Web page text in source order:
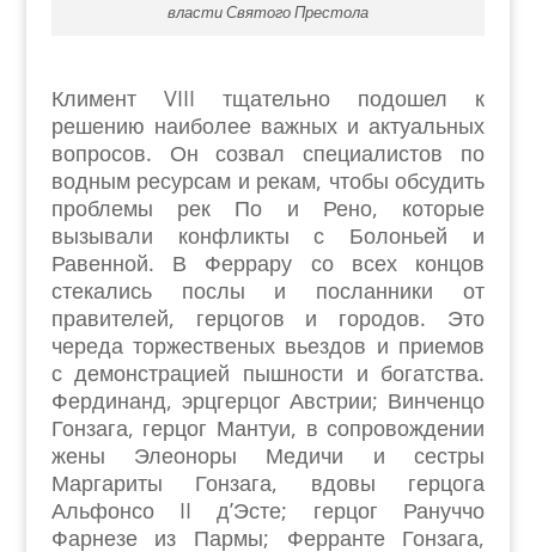
власти Святого Престола
Климент VIII тщательно подошел к
решению наиболее важных и актуальных
вопросов. Он созвал специалистов по
водным ресурсам и рекам, чтобы обсудить
проблемы рек По и Рено, которые
вызывали конфликты с Болоньей и
Равенной. В Феррару со всех концов
стекались послы и посланники от
правителей, герцогов и городов. Это
череда торжественых вьездов и приемов
с демонстрацией пышности и богатства.
Фердинанд, эрцгерцог Австрии; Винченцо
Гонзага, герцог Мантуи, в сопровождении
жены Элеоноры Медичи и сестры
Маргариты Гонзага, вдовы герцога
Альфонсо II д’Эсте; герцог Рануччо
Фарнезе из Пармы; Ферранте Гонзага,